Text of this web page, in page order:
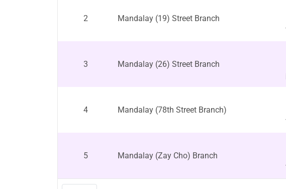
2 Mandalay (19) Street Branch
3 Mandalay (26) Street Branch
4 Mandalay (78th Street Branch)
5 Mandalay (Zay Cho) Branch